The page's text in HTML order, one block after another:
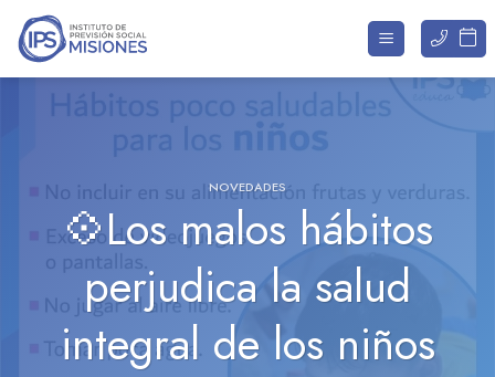
Saltar
contenido
NOVEDADES
💠Los malos hábitos
perjudica la salud
integral de los niños